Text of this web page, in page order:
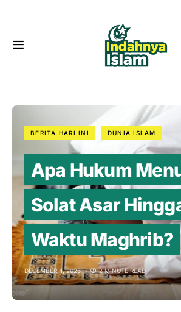
BERITA HARI INI DUNIA ISLAM
Apa Hukum
Solat Asar
Waktu Maghrib?
DECEMBER 4, 2025 2 MINUTE READ